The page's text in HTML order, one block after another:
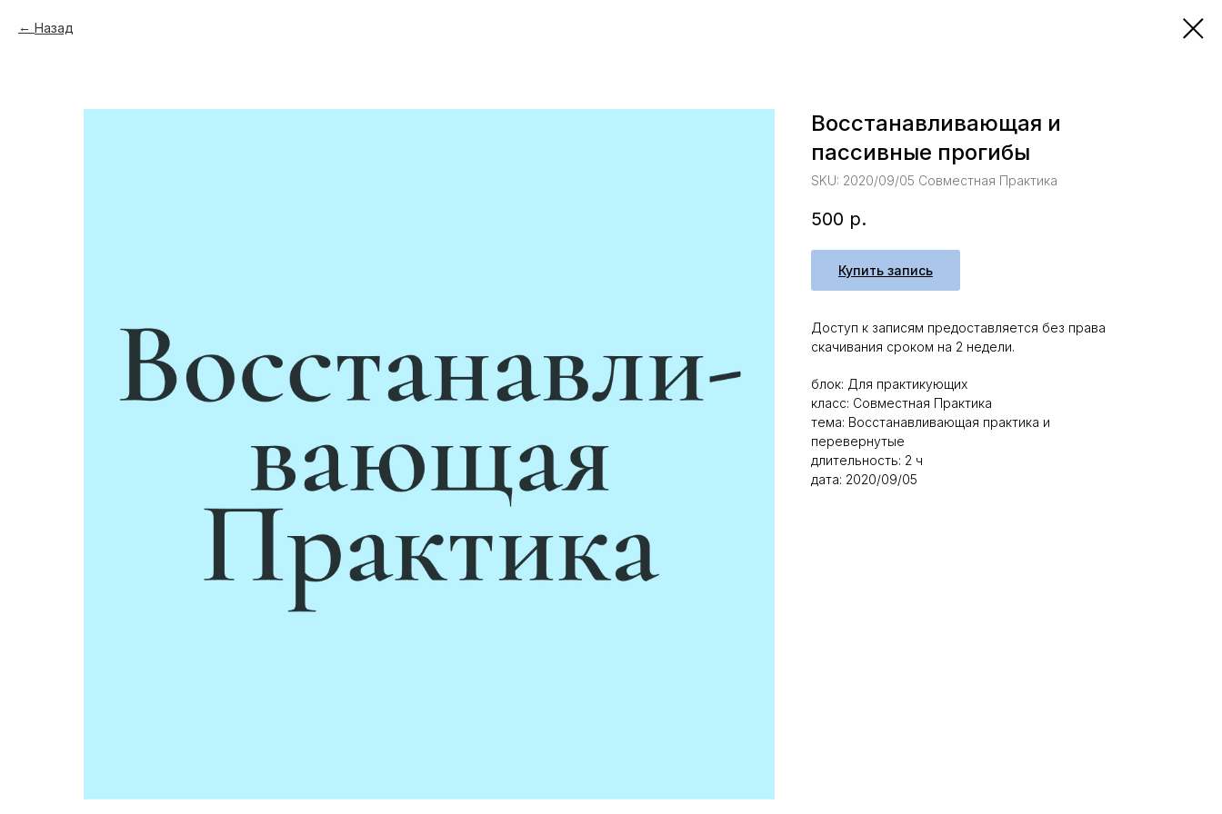
Назад
Восстанавливающая и
пассивные прогибы
SKU: 2020/09/05 Совместная Практика
500 р.
Купить запись
Доступ к записям предоставляется без права
скачивания сроком на 2 недели.
блок: Для практикующих
класс: Совместная Практика
тема: Восстанавливающая практика и
перевернутые
длительность: 2 ч
дата: 2020/09/05